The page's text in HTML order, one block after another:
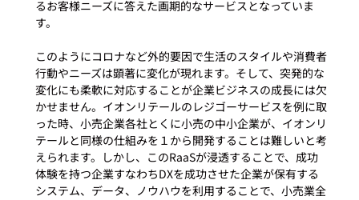
るお客様ニーズに答えた画期的なサービスとなっていま
す。
このようにコロナなど外的要因で生活のスタイルや消費者
行動やニーズは顕著に変化が現れます。そして、突発的な
変化にも柔軟に対応することが企業ビジネスの成長には欠
かせません。イオンリテールのレジゴーサービスを例に取
った時、小売企業各社とくに小売の中小企業が、イオンリ
テールと同様の仕組みを１から開発することは難しいと考
えられます。しかし、このRaaSが浸透することで、成功
体験を持つ企業すなわちDXを成功させた企業が保有する
システム、データ、ノウハウを利用することで、小売業全